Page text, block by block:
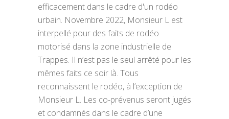
efficacement dans le cadre d'un rodéo
urbain. Novembre 2022, Monsieur L est
interpellé pour des faits de rodéo
motorisé dans la zone industrielle de
Trappes. Il n’est pas le seul arrêté pour les
mêmes faits ce soir là. Tous
reconnaissent le rodéo, à l’exception de
Monsieur L. Les co-prévenus seront jugés
et condamnés dans le cadre d’une